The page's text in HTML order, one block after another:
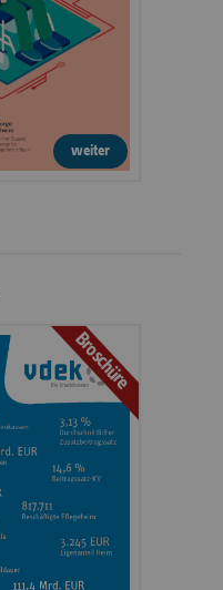
weiter
Broschüre